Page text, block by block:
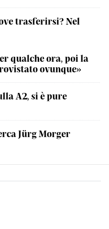
trasferirsi? Nel
qualche ora, poi la
ovunque»
A2, si è pure
Jürg Morger